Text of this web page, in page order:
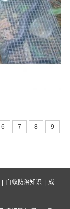
6 7 8
9
| 白蚁防治知识 | 成